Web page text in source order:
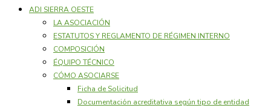
ADI SIERRA OESTE
LA ASOCIACIÓN
ESTATUTOS Y REGLAMENTO DE RÉGIMEN INTERNO
COMPOSICIÓN
ÉQUIPO TÉCNICO
CÓMO ASOCIARSE
Ficha de Solicitud
Documentación acreditativa según tipo de entidad